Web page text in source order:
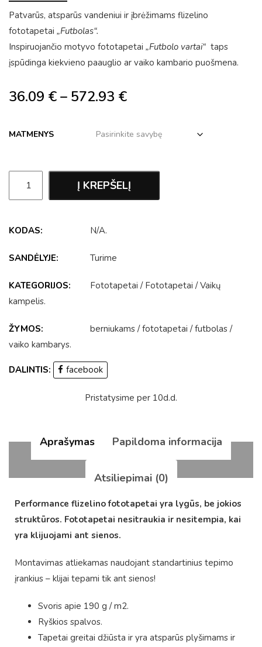
Patvarūs, atsparūs vandeniui ir įbrėžimams flizelino
fototapetai „Futbolas“.
Inspiruojančio motyvo fototapetai „Futbolo vartai“ taps
įspūdinga kiekvieno paauglio ar vaiko kambario puošmena.
36.09 €– 572.93 €
MATMENYS
Į KREPŠELĮ
KODAS: N/A.
SANDĖLYJE: Turime
KATEGORIJOS: Fototapetai / Fototapetai /Vaikų
kampelis.
ŽYMOS: berniukams /fototapetai /futbolas /
vaiko kambarys.
DALINTIS: facebook
Pristatysime per 10d.d.
Aprašymas Papildoma informacija
Atsiliepimai (0)
Performance flizelino fototapetai yra lygūs, be jokios
struktūros. Fototapetai nesitraukia ir nesitempia, kai
yra klijuojami ant sienos.
Montavimas atliekamas naudojant standartinius tepimo
įrankius – klijai tepami tik ant sienos!
Svoris apie 190 g / m2.
Ryškios spalvos.
Tapetai greitai džiūsta ir yra atsparūs plyšimams ir